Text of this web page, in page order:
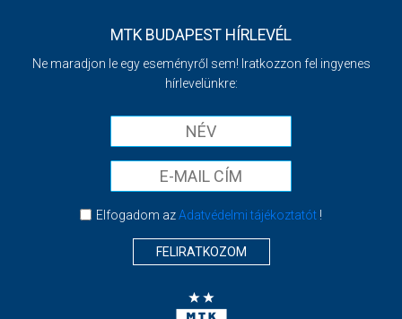
MTK BUDAPEST HÍRLEVÉL
Ne maradjon le egy eseményről sem! Iratkozzon fel ingyenes
hírlevelünkre:
Elfogadom azAdatvédelmi tájékoztatót!
FELIRATKOZOM